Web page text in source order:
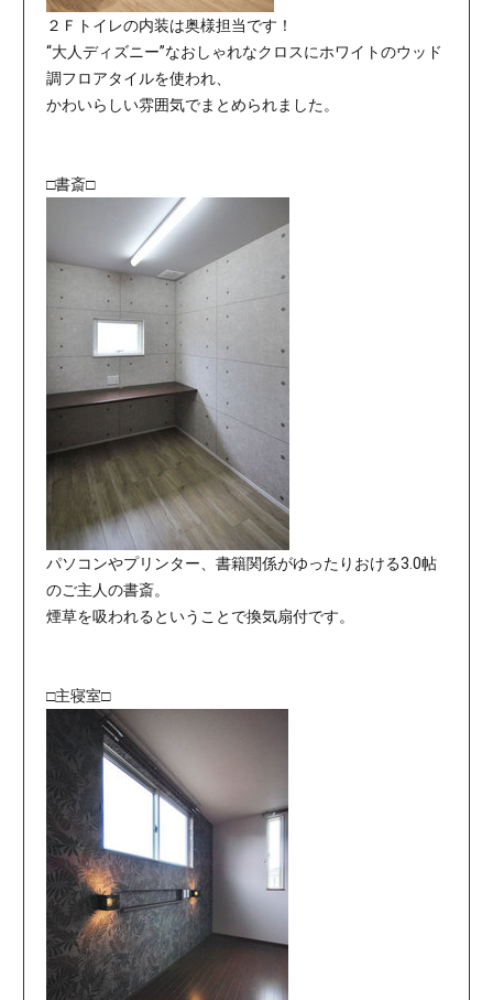
２Ｆトイレの内装は奥様担当です！
“大人ディズニー”なおしゃれなクロスにホワイトのウッド
調フロアタイルを使われ、
かわいらしい雰囲気でまとめられました。
□書斎□
パソコンやプリンター、書籍関係がゆったりおける3.0帖
のご主人の書斎。
煙草を吸われるということで換気扇付です。
□主寝室□